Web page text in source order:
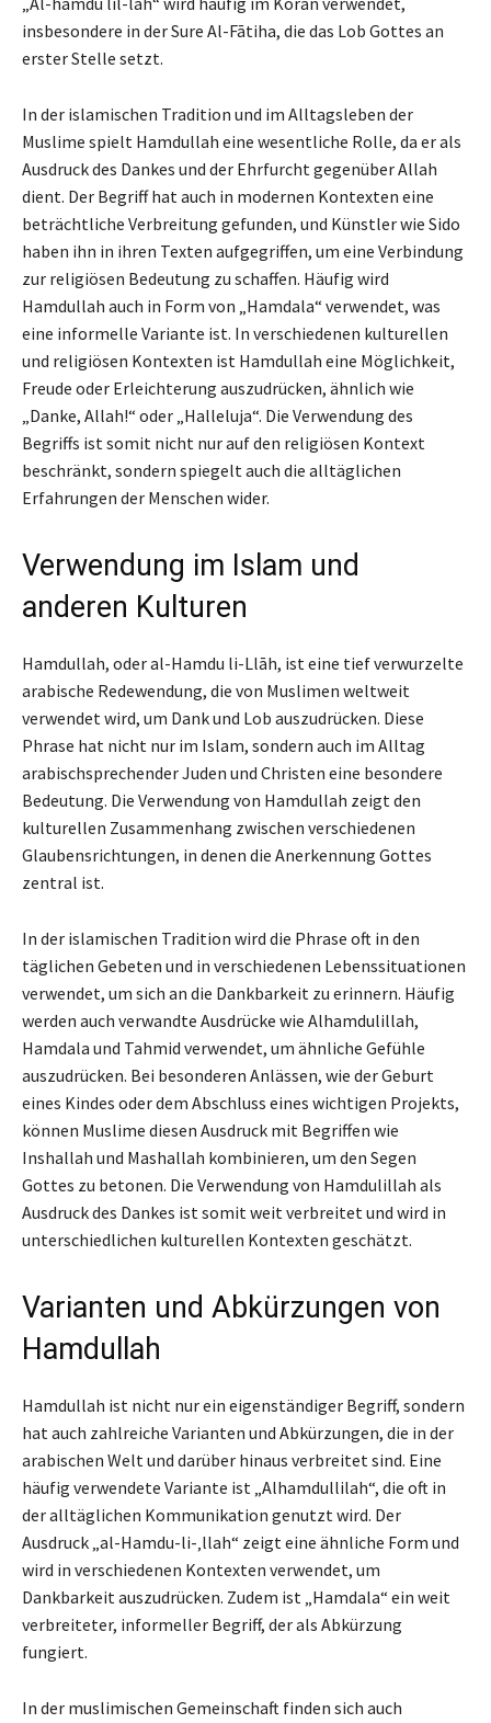
insbesondere in der Sure Al-Fātiha, die das Lob Gottes an
erster Stelle setzt.
In der islamischen Tradition und im Alltagsleben der
Muslime spielt Hamdullah eine wesentliche Rolle, da er als
Ausdruck des Dankes und der Ehrfurcht gegenüber Allah
dient. Der Begriff hat auch in modernen Kontexten eine
beträchtliche Verbreitung gefunden, und Künstler wie Sido
haben ihn in ihren Texten aufgegriffen, um eine Verbindung
zur religiösen Bedeutung zu schaffen. Häufig wird
Hamdullah auch in Form von „Hamdala“ verwendet, was
eine informelle Variante ist. In verschiedenen kulturellen
und religiösen Kontexten ist Hamdullah eine Möglichkeit,
Freude oder Erleichterung auszudrücken, ähnlich wie
„Danke, Allah!“ oder „Halleluja“. Die Verwendung des
Begriffs ist somit nicht nur auf den religiösen Kontext
beschränkt, sondern spiegelt auch die alltäglichen
Erfahrungen der Menschen wider.
Verwendung im Islam und
anderen Kulturen
Hamdullah, oder al-Hamdu li-Llāh, ist eine tief verwurzelte
arabische Redewendung, die von Muslimen weltweit
verwendet wird, um Dank und Lob auszudrücken. Diese
Phrase hat nicht nur im Islam, sondern auch im Alltag
arabischsprechender Juden und Christen eine besondere
Bedeutung. Die Verwendung von Hamdullah zeigt den
kulturellen Zusammenhang zwischen verschiedenen
Glaubensrichtungen, in denen die Anerkennung Gottes
zentral ist.
In der islamischen Tradition wird die Phrase oft in den
täglichen Gebeten und in verschiedenen Lebenssituationen
verwendet, um sich an die Dankbarkeit zu erinnern. Häufig
werden auch verwandte Ausdrücke wie Alhamdulillah,
Hamdala und Tahmid verwendet, um ähnliche Gefühle
auszudrücken. Bei besonderen Anlässen, wie der Geburt
eines Kindes oder dem Abschluss eines wichtigen Projekts,
können Muslime diesen Ausdruck mit Begriffen wie
Inshallah und Mashallah kombinieren, um den Segen
Gottes zu betonen. Die Verwendung von Hamdulillah als
Ausdruck des Dankes ist somit weit verbreitet und wird in
unterschiedlichen kulturellen Kontexten geschätzt.
Varianten und Abkürzungen von
Hamdullah
Hamdullah ist nicht nur ein eigenständiger Begriff, sondern
hat auch zahlreiche Varianten und Abkürzungen, die in der
arabischen Welt und darüber hinaus verbreitet sind. Eine
häufig verwendete Variante ist „Alhamdullilah“, die oft in
der alltäglichen Kommunikation genutzt wird. Der
Ausdruck „al-Hamdu-li-‚llah“ zeigt eine ähnliche Form und
wird in verschiedenen Kontexten verwendet, um
Dankbarkeit auszudrücken. Zudem ist „Hamdala“ ein weit
verbreiteter, informeller Begriff, der als Abkürzung
fungiert.
In der muslimischen Gemeinschaft finden sich auch